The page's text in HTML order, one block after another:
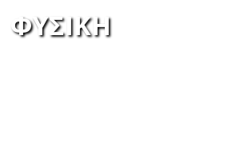
ΦΥΣΙΚΗ